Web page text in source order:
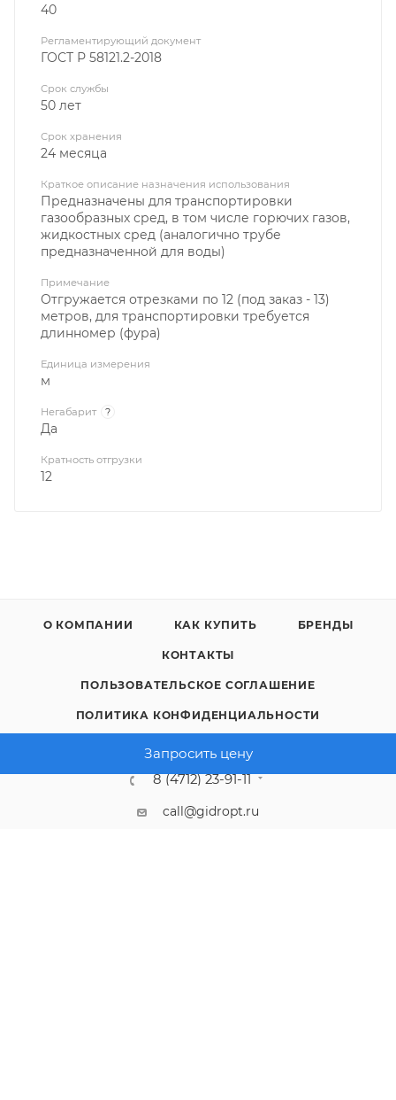
Запросить цену
40
Регламентирующий документ
ГОСТ Р 58121.2-2018
Срок службы
50 лет
Срок хранения
24 месяца
Краткое описание назначения использования
Предназначены для транспортировки
газообразных сред, в том числе горючих газов,
жидкостных сред (аналогично трубе
предназначенной для воды)
Примечание
Отгружается отрезками по 12 (под заказ - 13)
метров, для транспортировки требуется
длинномер (фура)
Единица измерения
м
Негабарит ?
Да
Кратность отгрузки
12
О КОМПАНИИ КАК КУПИТЬ БРЕНДЫ
КОНТАКТЫ
ПОЛЬЗОВАТЕЛЬСКОЕ СОГЛАШЕНИЕ
ПОЛИТИКА КОНФИДЕНЦИАЛЬНОСТИ
8 (4712) 23-91-11
call@gidropt.ru